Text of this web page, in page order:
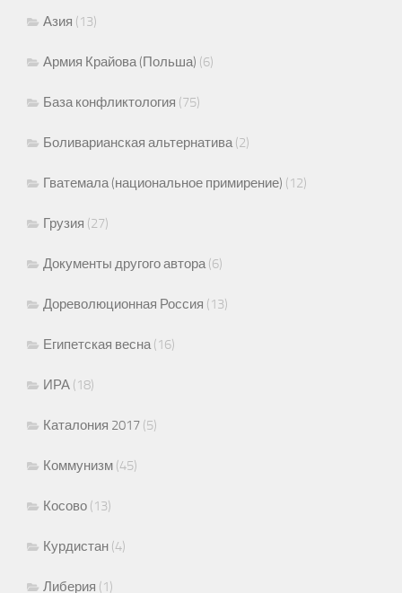
Азия (13)
Армия Крайова (Польша) (6)
База конфликтология (75)
Боливарианская альтернатива(2)
Гватемала (национальное примирение) (12)
Грузия (27)
Документы другого автора(6)
Дореволюционная Россия (13)
Египетская весна(16)
ИРА (18)
Каталония 2017 (5)
Коммунизм (45)
Косово (13)
Курдистан (4)
Либерия (1)